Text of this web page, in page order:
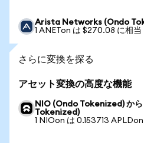
Arista Networks (Ondo
1 ANETon は $270.08 に相当
さらに変換を探る
アセット変換の高度な機能
NIO (Ondo Tokenized) か
Tokenized)
1 NIOon は 0.153713